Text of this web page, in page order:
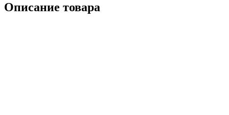
Описание товара